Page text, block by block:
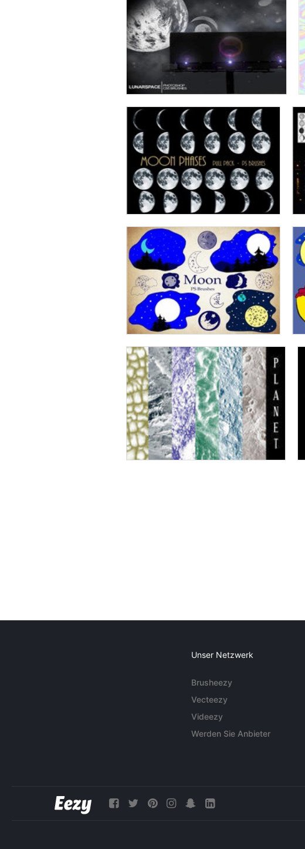
Unser Netzwerk
Brusheezy
Vecteezy
Videezy
Werden Sie Anbieter